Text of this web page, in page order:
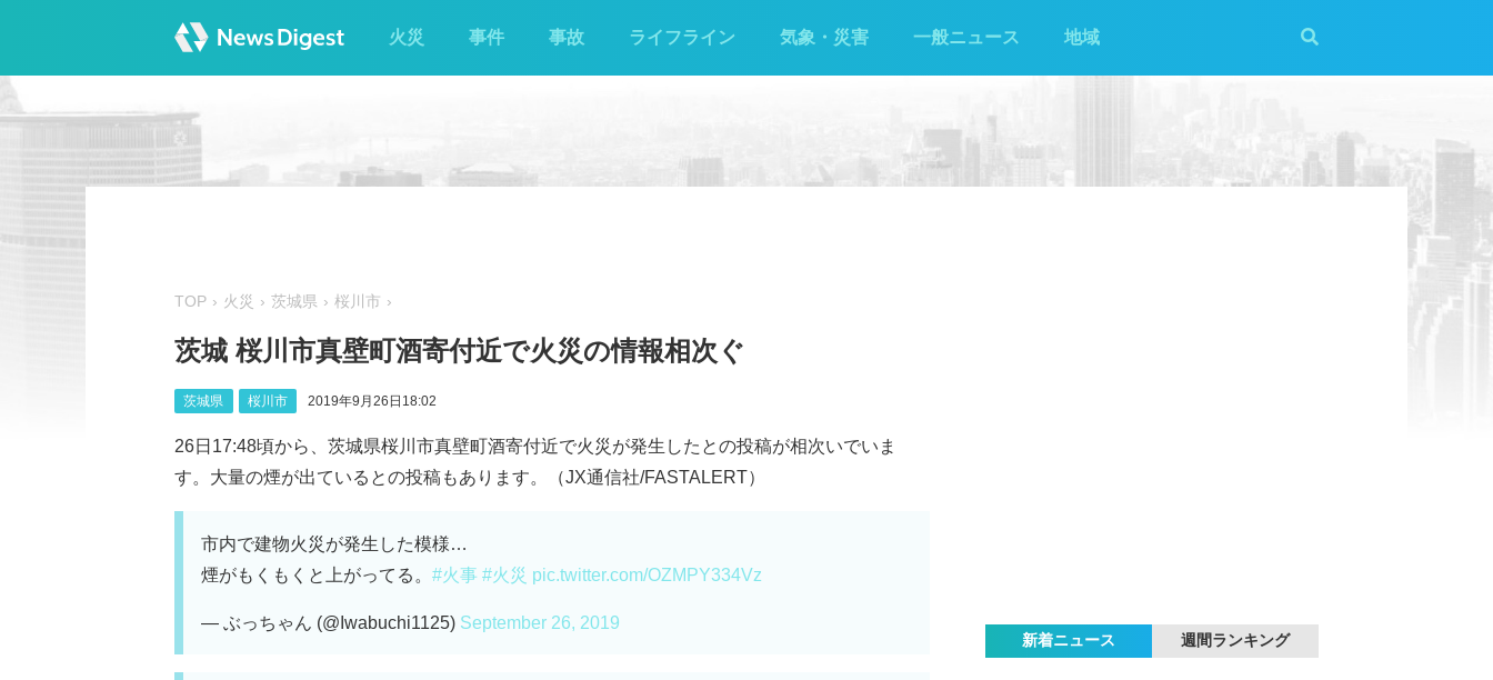
火災 事件 事故 ライフライン 気象・災害 一般ニュース 地域
TOP 火災 茨城県 桜川市
茨城 桜川市真壁町酒寄付近で火災の情報相次ぐ
茨城県 桜川市 2019年9月26日18:02
26日17:48頃から、茨城県桜川市真壁町酒寄付近で火災が発生したとの投稿が相次いでいま
す。大量の煙が出ているとの投稿もあります。（JX通信社/FASTALERT）
市内で建物火災が発生した模様…
煙がもくもくと上がってる。 #火事 #火災 pic.twitter.com/OZMPY334Vz
— ぶっちゃん (@Iwabuchi1125) September 26, 2019
新着ニュース 週間ランキング